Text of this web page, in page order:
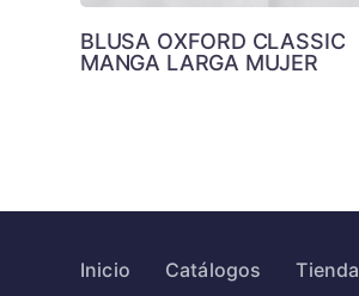
BLUSA OXFORD CLASSIC
MANGA LARGA MUJER
Inicio Catálogos Tienda